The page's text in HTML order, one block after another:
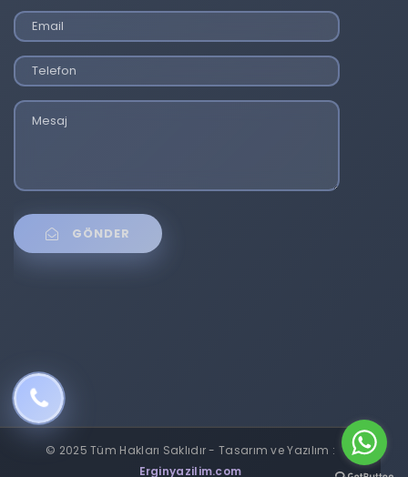
GÖNDER
© 2025 Tüm Hakları Saklıdır - Tasarım ve Yazılım :
Erginyazilim.com